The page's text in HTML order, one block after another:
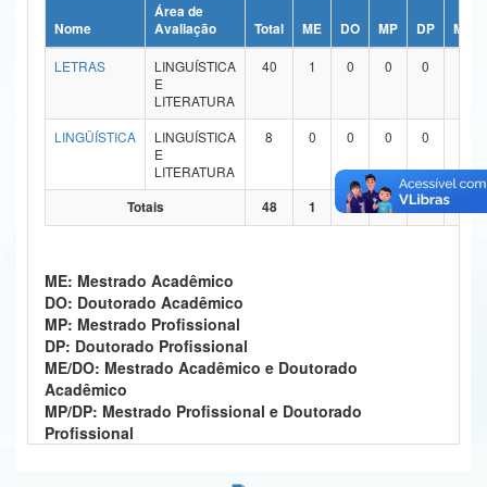
Ministério da Ciência, Tecnologia, Inovações e Comunicações
Ministério do Meio Ambiente
Ministério do Desenvolvimento Regional
Controladoria-Geral da União
Secretaria-Geral
Secretaria de Governo
Gabinete de Segurança Institucional
Advocacia-Geral da União
Nome
Área de
Avaliação
Total ME DO MP DP
ME/
LETRAS
LINGUÍSTICA
E
LITERATURA
40 1 0 0 0
LINGÜÍSTICA
LINGUÍSTICA
E
LITERATURA
8 0 0 0 0
Totais 48 1 0 0 0
ME: Mestrado Acadêmico
DO: Doutorado Acadêmico
MP: Mestrado Profissional
DP: Doutorado Profissional
ME/DO: Mestrado Acadêmico e Doutorado
Acadêmico
MP/DP: Mestrado Profissional e Doutorado
Profissional